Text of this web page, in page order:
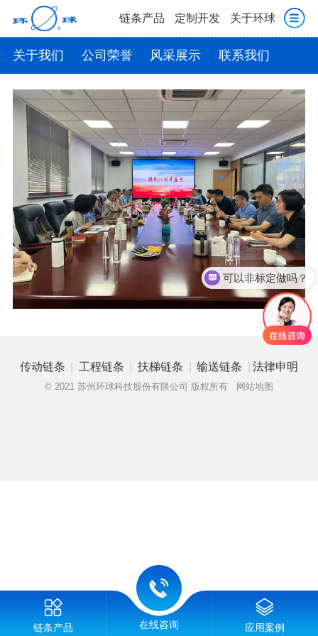
链条产品 定制开发 关于环球
关于我们 公司荣誉 风采展示 联系我们
传动链条 工程链条 扶梯链条 输送链条 法律申明
© 2021 苏州环球科技股份有限公司 版权所有 网站地图
链条产品 在线咨询 应用案例
工厂在哪里？
可以非标定做吗？